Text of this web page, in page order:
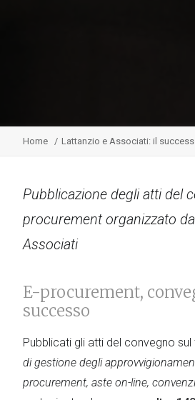
Home Lattanzio e Associati: il
Pubblicazione degli atti del
procurement organizzato
Associati
E-procurement,
successo
Pubblicati gli atti del convegno
di gestione degli
procurement, aste on-line,